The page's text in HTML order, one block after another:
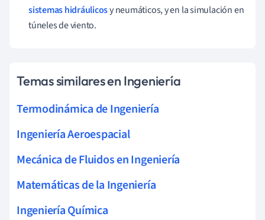
sistemas hidráulicosy neumáticos, y en la simulación en
túneles de viento.
Temas similares en Ingeniería
Termodinámica de Ingeniería
Ingeniería Aeroespacial
Mecánica de Fluidos en Ingeniería
Matemáticas de la Ingeniería
Ingeniería Química